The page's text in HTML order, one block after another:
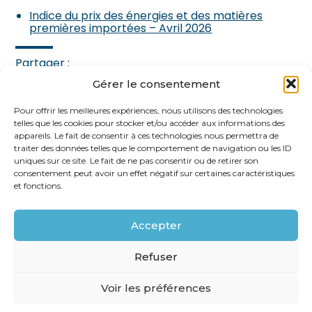
Gérer le consentement
Pour offrir les meilleures expériences, nous utilisons des technologies
telles que les cookies pour stocker et/ou accéder aux informations des
appareils. Le fait de consentir à ces technologies nous permettra de
traiter des données telles que le comportement de navigation ou les ID
uniques sur ce site. Le fait de ne pas consentir ou de retirer son
consentement peut avoir un effet négatif sur certaines caractéristiques
et fonctions.
Accepter
Refuser
Voir les préférences
Indice du prix des énergies et des matières
premières importées – Avril 2026
Partager :
FaceBook
TwitterLinkedIn
Footer
62 rue Ampère 75017 PARIS Linkedin
PLAN DU SITE